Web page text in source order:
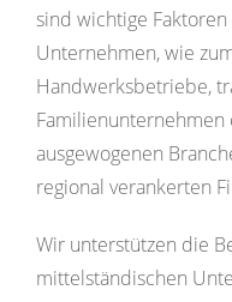
sind wichtige
Unternehmen, wie
Handwerksbetriebe,
Familienunternehmen
ausgewogenen
regional verankerten
Wir unterstützen die
mittelständischen